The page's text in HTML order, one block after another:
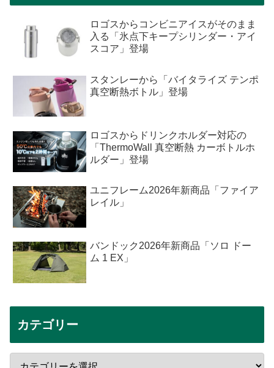
ロゴスからコンビニアイスがそのまま
入る「氷点下キープシリンダー・アイ
スコア」登場
スタンレーから「バイタライズ テンポ
真空断熱ボトル」登場
ロゴスからドリンクホルダー対応の
「ThermoWall 真空断熱 カーボトルホ
ルダー」登場
ユニフレーム2026年新商品「ファイア
レイル」
バンドック2026年新商品「ソロ ドー
ム 1 EX」
カテゴリー